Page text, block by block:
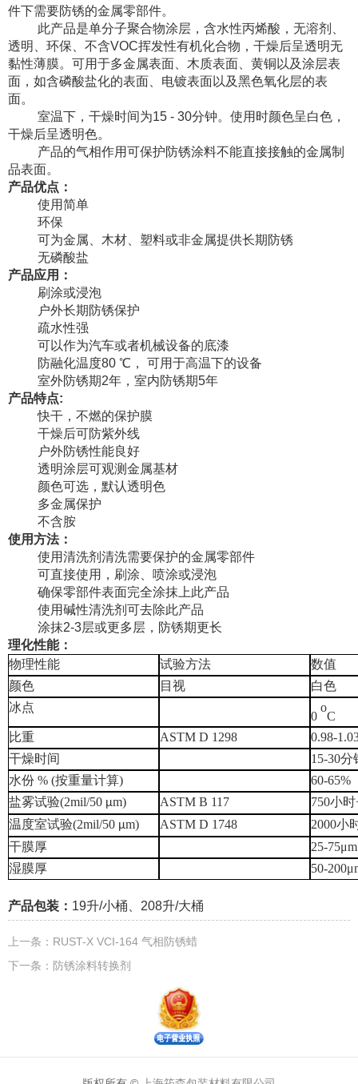
件下需要防锈的金属零部件。
此产品是单分子聚合物涂层，含水性丙烯酸，无溶剂、
透明、环保、不含VOC挥发性有机化合物，干燥后呈透明无
黏性薄膜。可用于多金属表面、木质表面、黄铜以及涂层表
面，如含磷酸盐化的表面、电镀表面以及黑色氧化层的表
面。
室温下，干燥时间为15 - 30分钟。使用时颜色呈白色，
干燥后呈透明色。
产品的气相作用可保护防锈涂料不能直接接触的金属制
品表面。
产品优点：
使用简单
环保
可为金属、木材、塑料或非金属提供长期防锈
无磷酸盐
产品应用：
刷涂或浸泡
户外长期防锈保护
疏水性强
可以作为汽车或者机械设备的底漆
防融化温度80 ℃，可用于高温下的设备
室外防锈期2年，室内防锈期5年
产品特点:
快干，不燃的保护膜
干燥后可防紫外线
户外防锈性能良好
透明涂层可观测金属基材
颜色可选，默认透明色
多金属保护
不含胺
使用方法：
使用清洗剂清洗需要保护的金属零部件
可直接使用，刷涂、喷涂或浸泡
确保零部件表面完全涂抹上此产品
使用碱性清洗剂可去除此产品
涂抹2-3层或更多层，防锈期更长
理化性能：
物理性能
试验方法
数值
颜色
目视 白色
冰点
0
o
C
比重
ASTM D 1298
0.98-
干燥时间
15-30分
水份 % (按重量计算)
60-65%
盐雾试验(2mil/50 µm) ASTM B 117 750小时
温度室试验(2mil/50 µm) ASTM D 1748 2000小
干膜厚
25-75μm
湿膜厚
50-
产品包装： 19升/小桶、 208升/大桶
上一条： RUST-X VCI-164 气相防锈蜡
下一条： 防锈涂料转换剂